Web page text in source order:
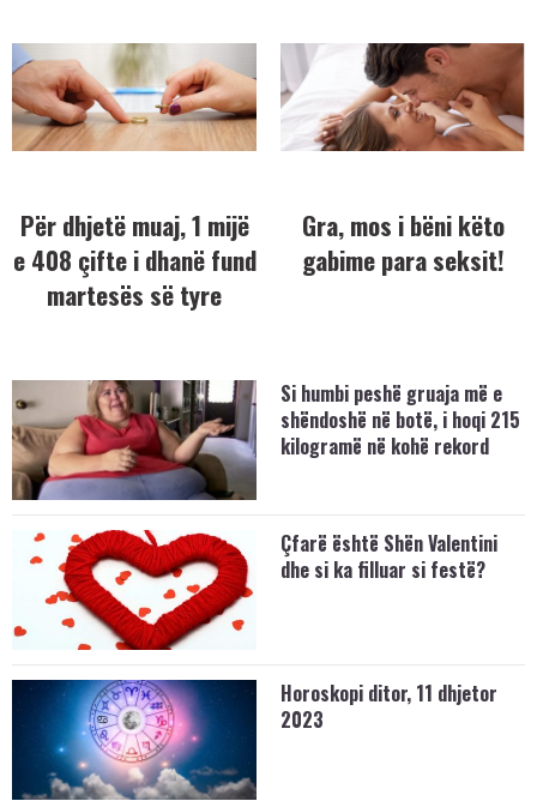
Për dhjetë muaj, 1 mijë
e 408 çifte i dhanë fund
martesës së tyre
Gra, mos i bëni këto
gabime para seksit!
Si humbi peshë gruaja më e
shëndoshë në botë, i hoqi 215
kilogramë në kohë rekord
Çfarë është Shën Valentini
dhe si ka filluar si festë?
Horoskopi ditor, 11 dhjetor
2023